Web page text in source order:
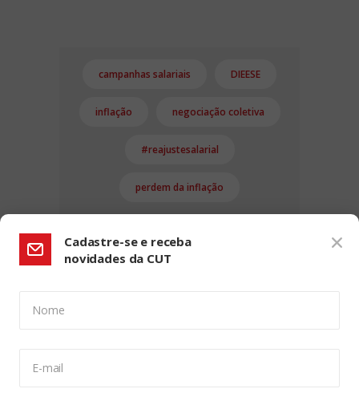
campanhas salariais DIEESE
inflação negociação coletiva
#reajustesalarial
perdem da inflação
Cadastre-se e receba
novidades da CUT
Nome
E-mail
CONFIGURAÇÃO DE COOKIES: